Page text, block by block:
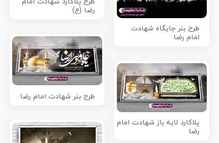
طرح بنر جایگاه شهادت
امام رضا
رضا (ع)
طرح بنر شهادت امام رضا
پلاکارد لایه باز شهادت امام
رضا